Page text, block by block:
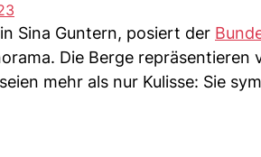
Sina Guntern, posiert der
Die Berge repräsentieren
mehr als nur Kulisse: Sie